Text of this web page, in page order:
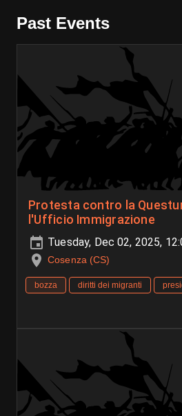
Past Events
Protesta contro la
l'Ufficio Immigrazione
Tuesday, Dec 02, 2025,
Cosenza (CS)
bozza diritti dei migranti